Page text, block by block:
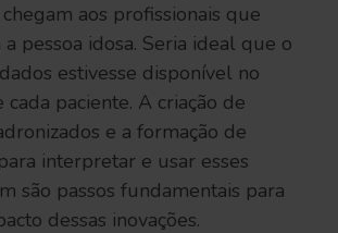
aos profissionais que
pessoa idosa. Seria ideal que o
estivesse disponível no
paciente. A criação de
e a formação de
interpretar e usar esses
são passos fundamentais para
dessas inovações.